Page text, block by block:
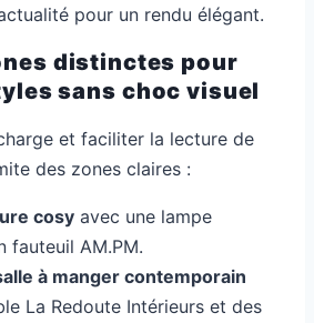
pour un rendu élégant.
distinctes pour
sans choc visuel
et faciliter la lecture de
des zones claires :
cosy avec une lampe
fauteuil AM.PM.
à manger contemporain
La Redoute Intérieurs et des